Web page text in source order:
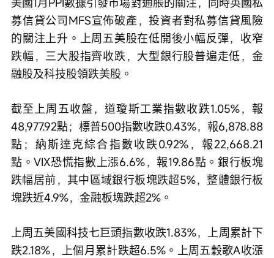
募信貸公司MFS宣佈破產，投資者對私募信貸風險
的關注上升。上周五美股在低開後小幅反彈，收窄
跌幅，三大股指齊收跌，大型銀行股普遍走低，金
融股及科技股領跌美股。
截至上周五收盤，道瓊斯工業指數收跌1.05%，報
48,977.92點；標普500指數收跌0.43%，報6,878.88
點；納斯達克綜合指數收跌0.92%，報22,668.21
點。VIX恐慌指數上漲6.6%，報19.86點。銀行板塊
跌幅居前，其中區域銀行板塊跌超5%，整體銀行板
塊跌近4.9%，金融板塊跌超2%。
上周五美國科技七巨頭指數收跌1.83%，上周累計下
跌2.18%，上個月累計跌超6.5%。上周五穀歌A收漲